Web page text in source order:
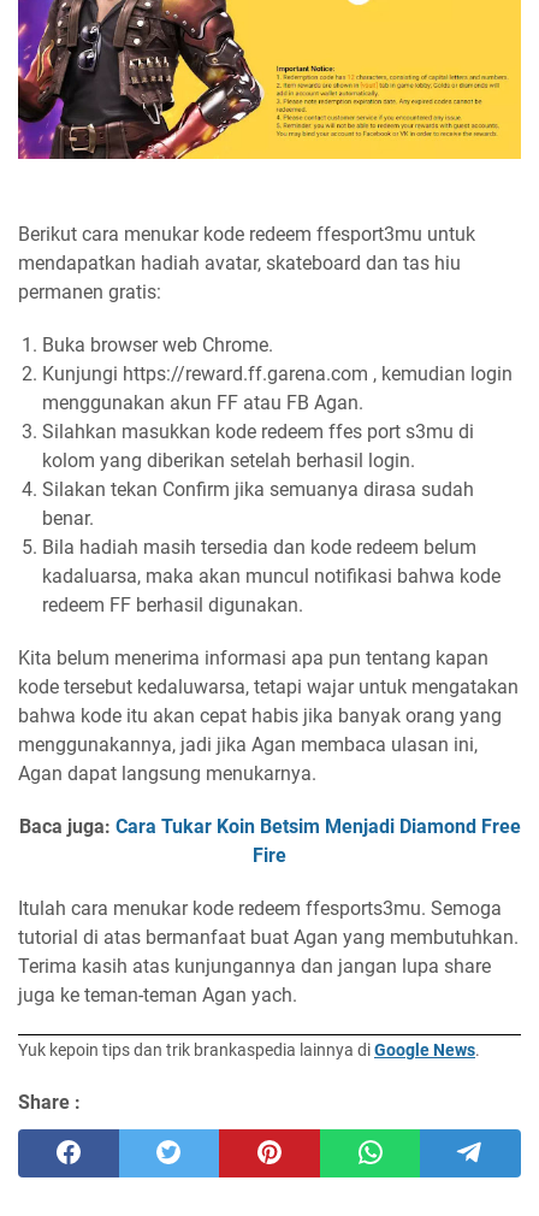
Berikut cara menukar kode redeem ffesport3mu untuk
mendapatkan hadiah avatar, skateboard dan tas hiu
permanen gratis:
Buka browser web Chrome.
Kunjungi https://reward.ff.garena.com , kemudian login
menggunakan akun FF atau FB Agan.
Silahkan masukkan kode redeem ffes port s3mu di
kolom yang diberikan setelah berhasil login.
Silakan tekan Confirm jika semuanya dirasa sudah
benar.
Bila hadiah masih tersedia dan kode redeem belum
kadaluarsa, maka akan muncul notifikasi bahwa kode
redeem FF berhasil digunakan.
Kita belum menerima informasi apa pun tentang kapan
kode tersebut kedaluwarsa, tetapi wajar untuk mengatakan
bahwa kode itu akan cepat habis jika banyak orang yang
menggunakannya, jadi jika Agan membaca ulasan ini,
Agan dapat langsung menukarnya.
Baca juga: Cara Tukar Koin Betsim Menjadi Diamond Free
Fire
Itulah cara menukar kode redeem ffesports3mu. Semoga
tutorial di atas bermanfaat buat Agan yang membutuhkan.
Terima kasih atas kunjungannya dan jangan lupa share
juga ke teman-teman Agan yach.
Yuk kepoin tips dan trik brankaspedia lainnya diGoogle News.
Share :